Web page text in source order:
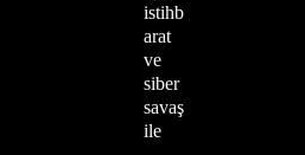
istihb
arat
ve
siber
savaş
ile